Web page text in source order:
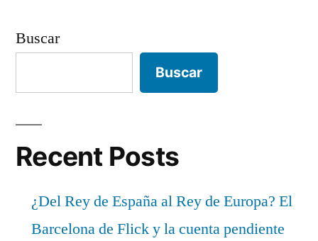
Buscar
Buscar
Recent Posts
¿Del Rey de España al Rey de Europa? El
Barcelona de Flick y la cuenta pendiente